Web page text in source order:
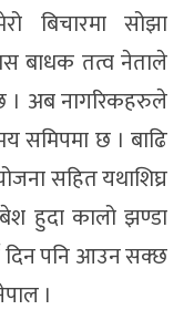
बिचारमा सोझा
बाधक तत्व नेताले
। अब नागरिकहरुले
समिपमा छ । बाढि
सहित यथाशिघ्र
हुदा कालो झण्डा
दिन पनि आउन सक्छ
।